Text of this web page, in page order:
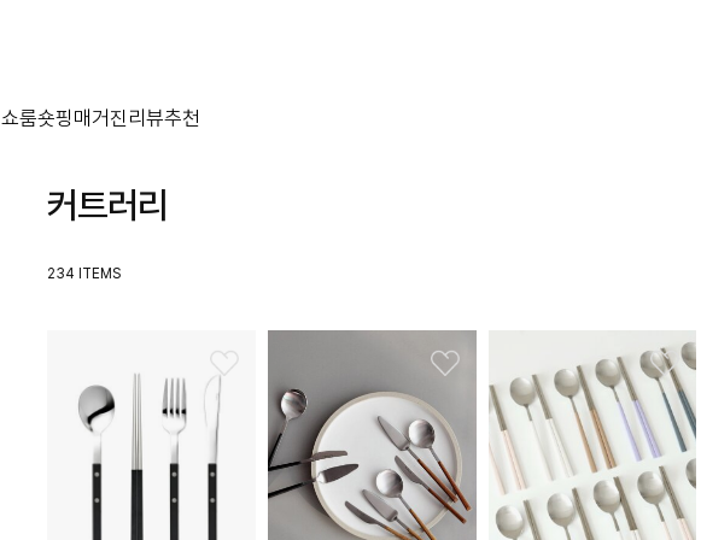
쇼룸숏핑 매거진 리뷰추천
커트러리
234 ITEMS